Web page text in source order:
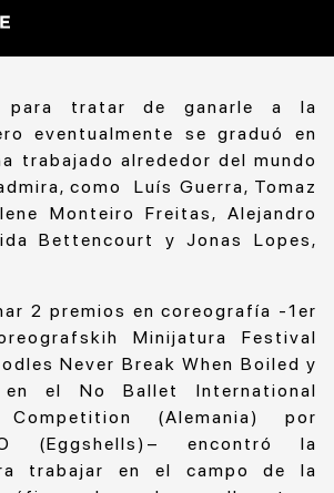
sufrido de asma crónico desde
de Brasil a Portugal en 1989, el
para tratar de ganarle a la
eventualmente se graduó en
trabajado alrededor del mundo
como Luís Guerra, Tomaz
Monteiro Freitas, Alejandro
Bettencourt y Jonas Lopes,
2 premios en coreografía -1er
Minijatura Festival
Never Break When Boiled y
el No Ballet International
Competition (Alemania) por
(Eggshells)– encontró la
trabajar en el campo de la